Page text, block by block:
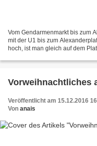
Vom Gendarmenmarkt bis zum
mit der U1 bis zum
hoch, ist man gleich auf dem
Vorweihnachtliches
Veröffentlicht am 15.12.2016
Von anais